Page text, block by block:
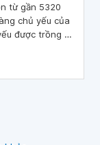
từ gần 5320
chủ yếu của
được trồng ở
khoáng